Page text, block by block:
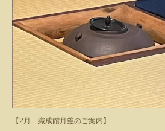
【2 月 織成館月釜のご案内】